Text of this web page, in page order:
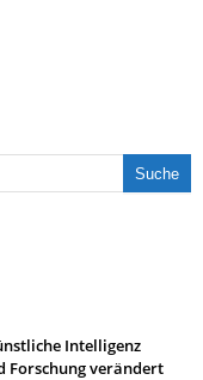
Intelligenz
Forschung verändert